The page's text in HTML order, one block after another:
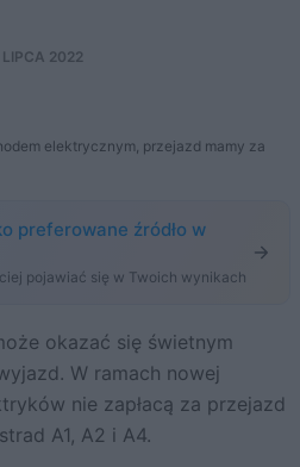
LIPCA 2022
elektrycznym, przejazd mamy za
preferowane źródło w
pojawiać się w Twoich wynikach
W ramach nowej
nie zapłacą za przejazd
A1, A2 i A4.